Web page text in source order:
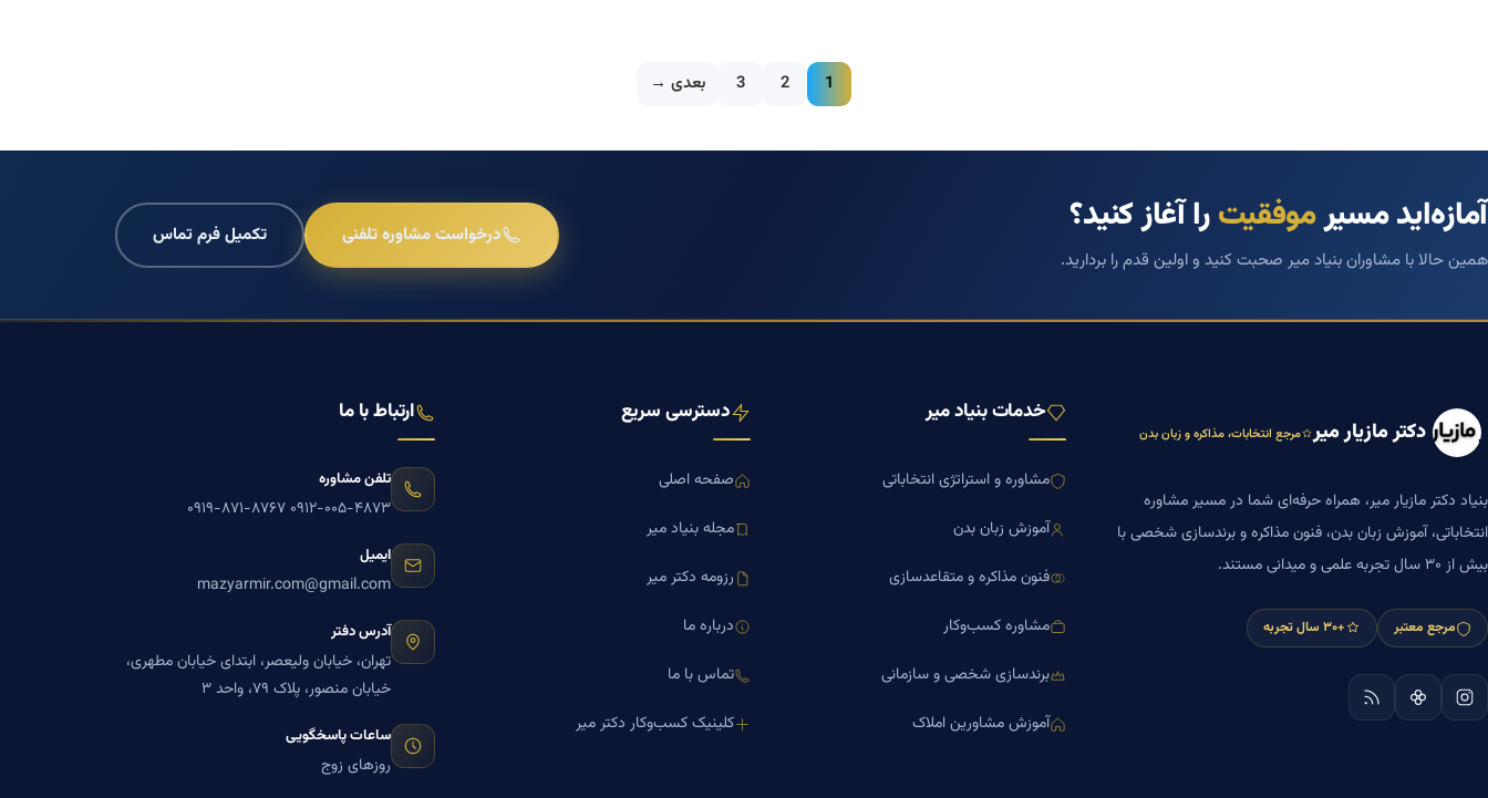
1
2
3 بعدی →
آمازه‌اید مسیرموفقیترا آغاز کنید؟
همین حالا با مشاوران بنیاد میر صحبت کنید و اولین قدم را بردارید.
درخواست مشاوره تلفنی تکمیل فرم تماس
دکتر مازیار میر مرجع انتخابات، مذاکره و زبان بدن
بنیاد دکتر مازیار میر، همراه حرفه‌ای شما در مسیر مشاوره
انتخاباتی، آموزش زبان بدن، فنون مذاکره و برندسازی شخصی با
بیش از ۳۰ سال تجربه علمی و میدانی مستند.
مرجع معتبر +۳۰ سال تجربه
خدمات بنیاد میر
مشاوره و استراتژی انتخاباتی
آموزش زبان بدن
فنون مذاکره و متقاعدسازی
مشاوره کسب‌وکار
برندسازی شخصی و سازمانی
آموزش مشاورین املاک
دسترسی سریع
صفحه اصلی
مجله بنیاد میر
رزومه دکتر میر
درباره ما
تماس با ما
کلینیک کسب‌وکار دکتر میر
ارتباط با ما
تلفن مشاوره
۰۹۱۲-۰۰۵-۴۸۷۳ ۰۹۱۹-۸۷۱-۸۷۶۷
ایمیل
mazyarmir.com@gmail.com
آدرس دفتر
تهران، خیابان ولیعصر، ابتدای خیابان مطهری،
خیابان منصور، پلاک ۷۹، واحد ۳
ساعات پاسخگویی
روزهای زوج